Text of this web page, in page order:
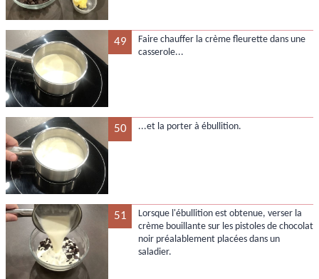
49
Faire chauffer la crème fleurette dans une
casserole...
50 ...et la porter à ébullition.
51
Lorsque l'ébullition est obtenue, verser la
crème bouillante sur les pistoles de chocolat
noir préalablement placées dans un
saladier.